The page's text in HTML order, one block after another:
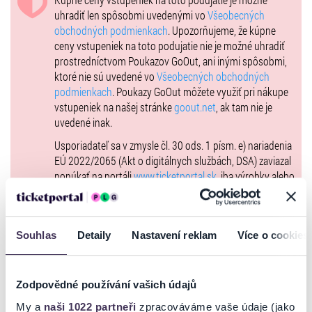
Souhlas Detaily Nastavení reklam Více o cookies
Zodpovědné používání vašich údajů
My a naši 1022 partneři zpracováváme vaše údaje (jako
Trenčín 2026 a Trenčianskeho samosprávneho kraja.
uhradiť len spôsobmi uvedenými voVšeobecných
obchodných podmienkach. Upozorňujeme, že kúpne
ceny vstupeniek na toto podujatie nie je možné uhradiť
prostredníctvom Poukazov GoOut, ani inými spôsobmi,
ktoré nie sú uvedené voVšeobecných obchodných
podmienkach. Poukazy GoOut môžete využiť pri nákupe
vstupeniek na našej stránkegoout.net , ak tam nie je
uvedené inak.
Usporiadateľ sa v zmysle čl. 30 ods. 1 písm. e) nariadenia
EÚ 2022/2065 (Akt o digitálnych službách, DSA) zaviazal
ponúkať na portáliwww.ticketportal.sk, iba výrobky alebo
služby, ktoré sú v súlade s uplatniteľným právom
Európskej únie. Príslušné informácie a kontakty podľa
DSA nájdete na stránketu.